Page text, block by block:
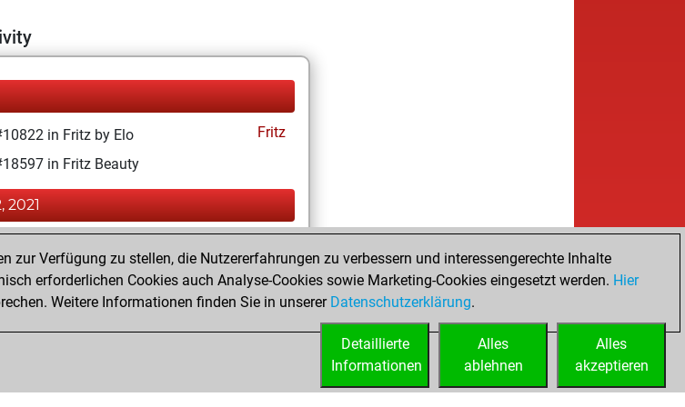
in Fritz by Elo
Fritz
in Fritz Beauty
2021
Elo of 1594
Fritz account
Verfügung zu stellen, die Nutzererfahrungen zu verbessern und interessengerechte Inhalte
erforderlichen Cookies auch Analyse-Cookies sowie Marketing-Cookies eingesetzt werden. Hier
Weitere Informationen finden Sie in unserer Datenschutzerklärung.
Alles
akzeptieren
Alles
ablehnen
Detaillierte
Informationen